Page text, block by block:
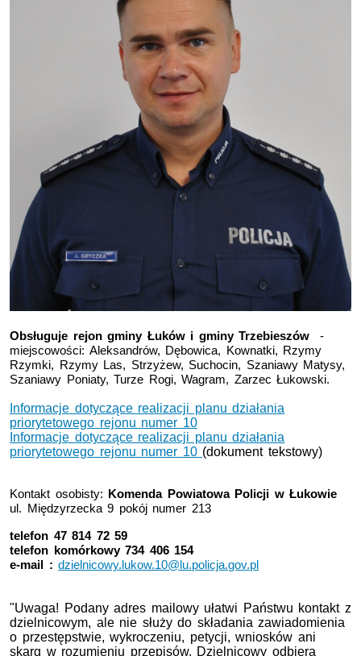
Obsługuje rejon gminy Łuków i gminy Trzebieszów
-
miejscowości: Aleksandrów, Dębowica, Kownatki, Rzymy
Rzymki, Rzymy Las, Strzyżew, Suchocin, Szaniawy Matysy,
Szaniawy Poniaty, Turze Rogi, Wagram, Zarzec Łukowski.
Informacje dotyczące realizacji planu działania
priorytetowego rejonu numer 10
Informacje dotyczące realizacji planu działania
priorytetowego rejonu numer 10 (dokument tekstowy)
Kontakt osobisty:
Komenda Powiatowa Policji w Łukowie
ul. Międzyrzecka 9 pokój numer 213
telefon 47 814 72 59
telefon komórkowy 734 406 154
e-mail :dzielnicowy.lukow.10@lu.policja.gov.pl
"Uwaga! Podany adres mailowy ułatwi Państwu kontakt z
dzielnicowym, ale nie służy do składania zawiadomienia
o przestępstwie, wykroczeniu, petycji, wniosków ani
skarg w rozumieniu przepisów. Dzielnicowy odbiera